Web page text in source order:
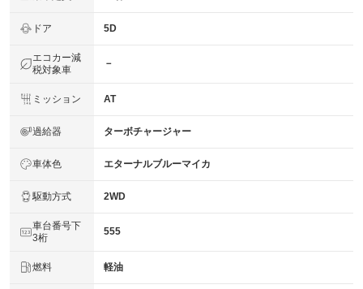
ドア 5D
エコカー減
税対象車
－
ミッション AT
過給器 ターボチャージャー
車体色 エターナルブルーマイカ
駆動方式 2WD
車台番号下
3桁
555
燃料 軽油